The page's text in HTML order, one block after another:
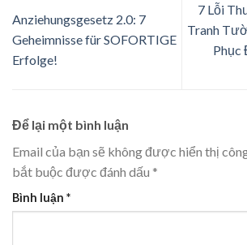
Anziehungsgesetz 2.0: 7
Geheimnisse für SOFORTIGE
Erfolge!
7 Lỗi
Tranh
Phục
Để lại một bình luận
Email của bạn sẽ không được hiển thị
bắt buộc được đánh dấu *
Bình luận *